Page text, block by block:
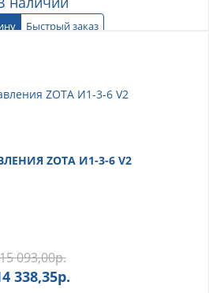
Быстрый заказ
ZOTA И1-3-6 V2
093,00р.
338,35р.